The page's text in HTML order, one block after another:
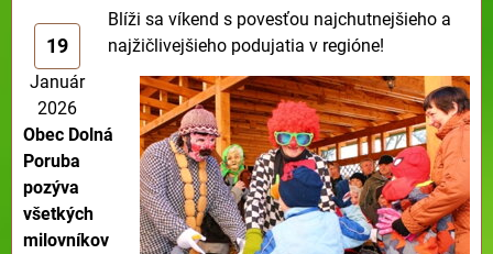
19
Január
2026
Blíži sa víkend s povesťou najchutnejšieho a
najžičlivejšieho podujatia v regióne!
Obec Dolná
Poruba
pozýva
všetkých
milovníkov